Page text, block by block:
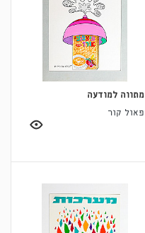
מתווה למודעה
פאול קור